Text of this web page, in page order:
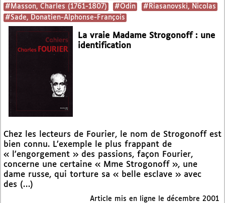
#Masson, Charles (1761-1807)
#Odin
#Riasanovski, Nicolas
#Sade, Donatien-Alphonse-François
La vraie Madame Strogonoff : une
identification
Chez les lecteurs de Fourier, le nom de Strogonoff est
bien connu. L’exemple le plus frappant de
« l’engorgement » des passions, façon Fourier,
concerne une certaine « Mme Strogonoff », une
dame russe, qui torture sa « belle esclave » avec
des (…)
Article mis en ligne le décembre 2001